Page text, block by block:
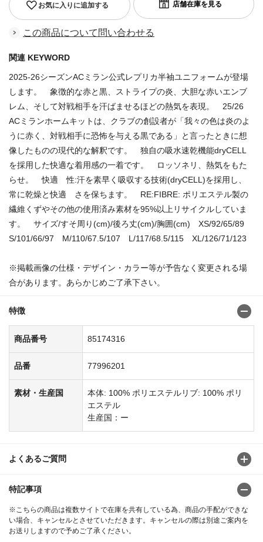
お気に入りに追加する
この商品について問い合わせる
関連 KEYWORD
2025-26シーズンACミラン公式レプリカ半袖ユニフォームが登場
します。 象徴的な赤と黒、ストライプの炎、大胆な赤いエンブ
レム、そして対戦相手を汗ばませるほどの熱気を表現。 25/26
ACミランホームキットは、クラブの創設者が「我々の色は炎のよ
うに赤く、対戦相手に恐怖を与える黒である」と言ったときに想
像したものの現代的な解釈です。 独自の吸水速乾機能dryCELL
を採用した快適な着用感の一着です。 ロッソネリ、熱気をもた
らせ。 快適 性:汗を素早く吸収する技術(dryCELL)を採用し、
常に乾燥と快適 さを保ちます。 RE:FIBRE: ポリエステル製の
繊維くずやその他の使用済み素材を95%以上リサイクルしていま
す。 サイズ/すそ周り(cm)/後ろ丈(cm)/胸囲(cm) XS/92/65/89
S/101/66/97 M/110/67.5/107 L/117/68.5/115 XL/126/71/123
※掲載画像の仕様・デザイン・カラー等が予告なく変更される場
合があります。あらかじめご了承下さい。
特徴
商品番号 85174316
品番 77996201
素材・生産国
本体: 100% ポリエステルリブ: 100% ポリ
エステル
生産国：ー
よくあるご質問
特記事項
※こちらの商品は複数サイトで在庫を共有している為、商品の手配ができな
い場合、キャンセルとさせていただきます。キャンセルの際は別途ご案内を
お送りしますので予めご了承ください。